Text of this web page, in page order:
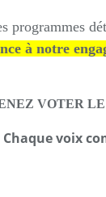
programmes
à notre
VOTER LE
Chaque voix